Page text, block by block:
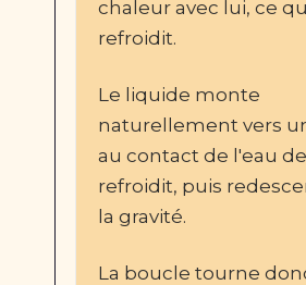
chaleur avec lui, ce
refroidit.
Le liquide monte
naturellement vers
au contact de l'eau
refroidit, puis
la gravité.
La boucle tourne